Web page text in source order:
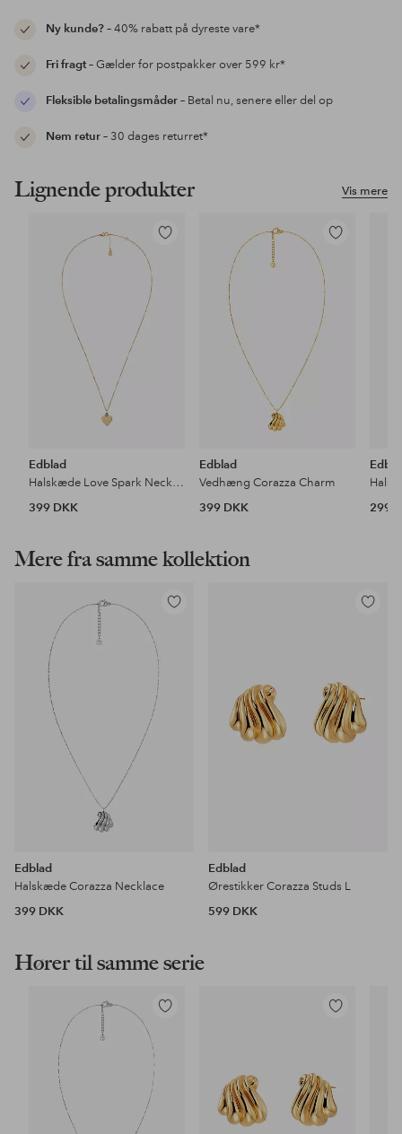
Ny kunde?– 40% rabatt på dyreste vare*
Fri fragt– Gælder for postpakker over 599 kr*
Fleksible betalingsmåder– Betal nu, senere eller del op
Nem retur– 30 dages returret*
Vis mere
Lignende produkter
Tilføj
favoritter
Edblad
Halskæde Love Spark Necklace Gold
399 DKK
Tilføj
favoritter
Edblad
Vedhæng Corazza Charm
399 DKK
299
Mere fra samme kollektion
Tilføj
Edblad
Halskæde Corazza Necklace
399 DKK
Tilføj
Edblad
Ørestikker Corazza Studs L
599 DKK
Hører til samme serie
Tilføj
favoritter
Tilføj